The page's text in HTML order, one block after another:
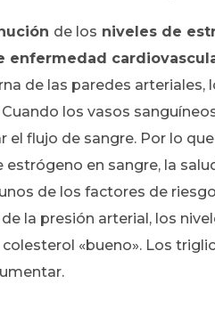
de los niveles de
enfermedad
de las paredes arteriales,
Cuando los vasos
el flujo de sangre. Por lo
estrógeno en sangre, la
de los factores de
la presión arterial, los
«bueno». Los